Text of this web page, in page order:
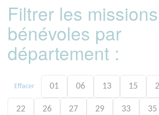
Filtrer les missions
bénévoles par
département :
Effacer 01 06 13 15
22 26 27 29 33 35